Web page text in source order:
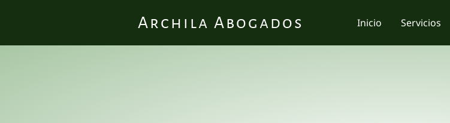
Archila Abogados Inicio Servicios